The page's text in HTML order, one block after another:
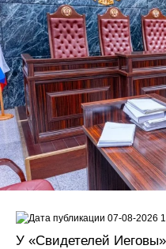
У «Свидетелей
07-08-2026